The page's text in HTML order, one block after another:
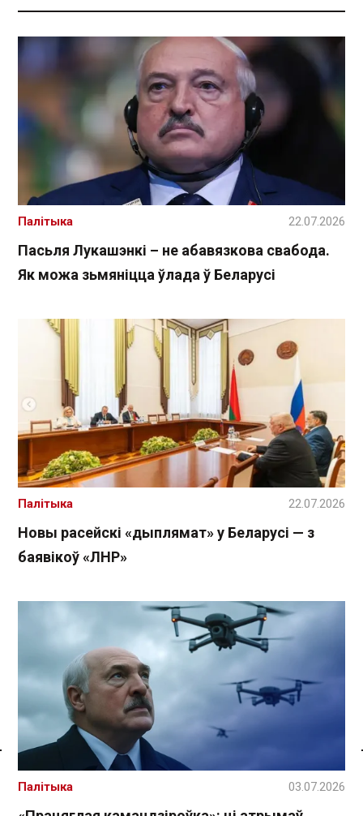
Спасылка без VPN
Пасьля Лукашэнкі – не абавязкова свабода.
Як можа зьмяніцца ўлада ў Беларусі
Палітыка 22.07.2026
Новы расейскі «дыплямат» у Беларусі — з
баявікоў «ЛНР»
Палітыка 22.07.2026
Палітыка 03.07.2026